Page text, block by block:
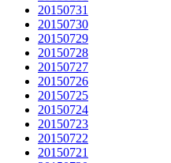
20150731
20150730
20150729
20150728
20150727
20150726
20150725
20150724
20150723
20150722
20150721